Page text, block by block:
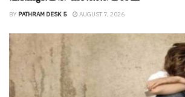
BY PATHRAM DESK 5 AUGUST 7, 2026